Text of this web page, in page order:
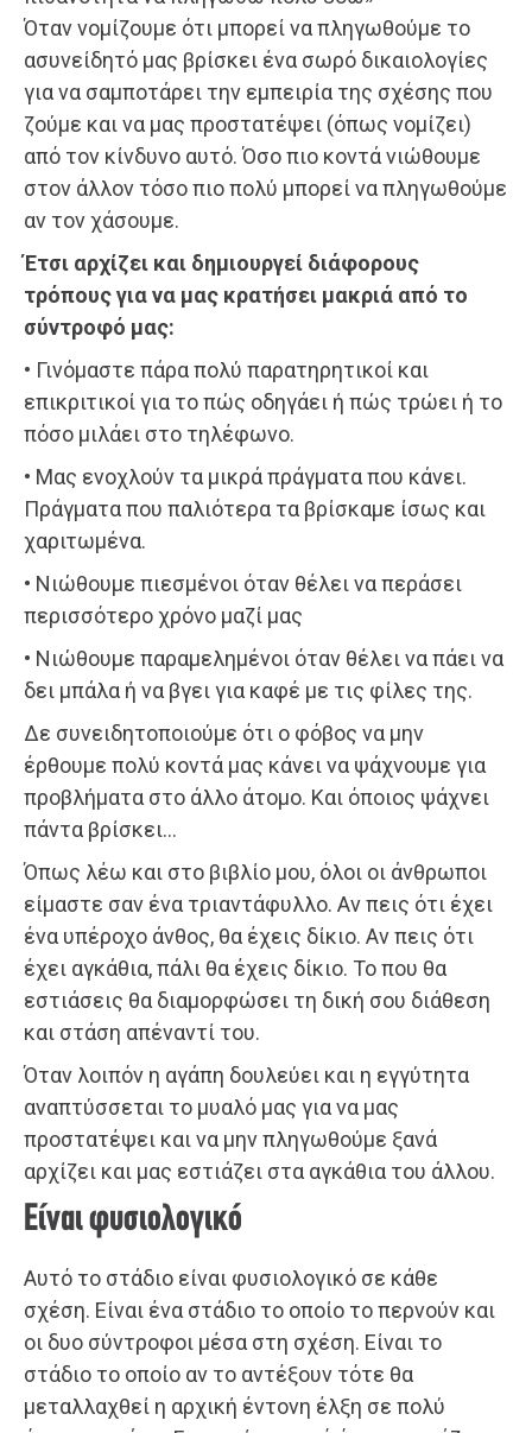
Όταν νομίζουμε ότι μπορεί να πληγωθούμε το
ασυνείδητό μας βρίσκει ένα σωρό δικαιολογίες
για να σαμποτάρει την εμπειρία της σχέσης που
ζούμε και να μας προστατέψει (όπως νομίζει)
από τον κίνδυνο αυτό. Όσο πιο κοντά νιώθουμε
στον άλλον τόσο πιο πολύ μπορεί να πληγωθούμε
αν τον χάσουμε.
Έτσι αρχίζει και δημιουργεί διάφορους
τρόπους για να μας κρατήσει μακριά από το
σύντροφό μας:
• Γινόμαστε πάρα πολύ παρατηρητικοί και
επικριτικοί για το πώς οδηγάει ή πώς τρώει ή το
πόσο μιλάει στο τηλέφωνο.
• Μας ενοχλούν τα μικρά πράγματα που κάνει.
Πράγματα που παλιότερα τα βρίσκαμε ίσως και
χαριτωμένα.
• Νιώθουμε πιεσμένοι όταν θέλει να περάσει
περισσότερο χρόνο μαζί μας
• Νιώθουμε παραμελημένοι όταν θέλει να πάει να
δει μπάλα ή να βγει για καφέ με τις φίλες της.
Δε συνειδητοποιούμε ότι ο φόβος να μην
έρθουμε πολύ κοντά μας κάνει να ψάχνουμε για
προβλήματα στο άλλο άτομο. Και όποιος ψάχνει
πάντα βρίσκει…
Όπως λέω και στο βιβλίο μου, όλοι οι άνθρωποι
είμαστε σαν ένα τριαντάφυλλο. Αν πεις ότι έχει
ένα υπέροχο άνθος, θα έχεις δίκιο. Αν πεις ότι
έχει αγκάθια, πάλι θα έχεις δίκιο. Το που θα
εστιάσεις θα διαμορφώσει τη δική σου διάθεση
και στάση απέναντί του.
Όταν λοιπόν η αγάπη δουλεύει και η εγγύτητα
αναπτύσσεται το μυαλό μας για να μας
προστατέψει και να μην πληγωθούμε ξανά
αρχίζει και μας εστιάζει στα αγκάθια του άλλου.
Είναι φυσιολογικό
Αυτό το στάδιο είναι φυσιολογικό σε κάθε
σχέση. Είναι ένα στάδιο το οποίο το περνούν και
οι δυο σύντροφοι μέσα στη σχέση. Είναι το
στάδιο το οποίο αν το αντέξουν τότε θα
μεταλλαχθεί η αρχική έντονη έλξη σε πολύ